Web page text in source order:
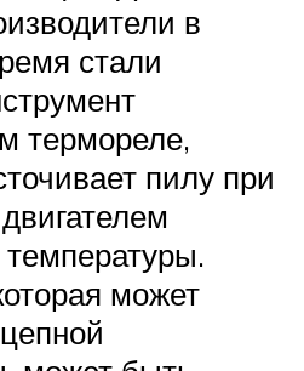
в
стали
термореле,
пилу при
температуры.
может